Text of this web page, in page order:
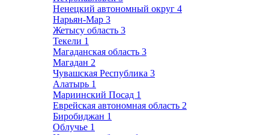
Ненецкий автономный округ 4
Нарьян-Мар 3
Жетысу область 3
Текели 1
Магаданская область 3
Магадан 2
Чувашская Республика 3
Алатырь 1
Мариинский Посад 1
Еврейская автономная область 2
Биробиджан 1
Облучье 1